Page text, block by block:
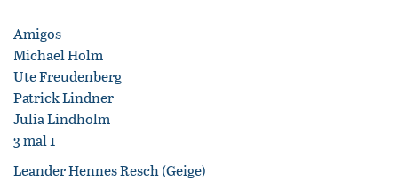
Amigos
Michael Holm
Ute Freudenberg
Patrick Lindner
Julia Lindholm
3 mal 1
Leander Hennes Resch (Geige)